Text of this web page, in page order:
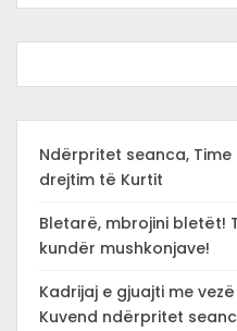
Ndërpritet seanca,
drejtim të Kurtit
Bletarë, mbrojini bletët!
kundër mushkonjave!
Kadrijaj e gjuajti me
Kuvend ndërpritet